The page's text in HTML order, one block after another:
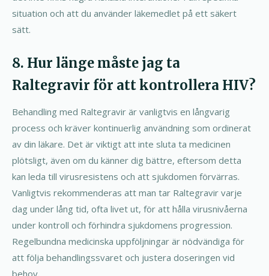
situation och att du använder läkemedlet på ett säkert
sätt.
8. Hur länge måste jag ta
Raltegravir för att kontrollera HIV?
Behandling med Raltegravir är vanligtvis en långvarig
process och kräver kontinuerlig användning som ordinerat
av din läkare. Det är viktigt att inte sluta ta medicinen
plötsligt, även om du känner dig bättre, eftersom detta
kan leda till virusresistens och att sjukdomen förvärras.
Vanligtvis rekommenderas att man tar Raltegravir varje
dag under lång tid, ofta livet ut, för att hålla virusnivåerna
under kontroll och förhindra sjukdomens progression.
Regelbundna medicinska uppföljningar är nödvändiga för
att följa behandlingssvaret och justera doseringen vid
behov.